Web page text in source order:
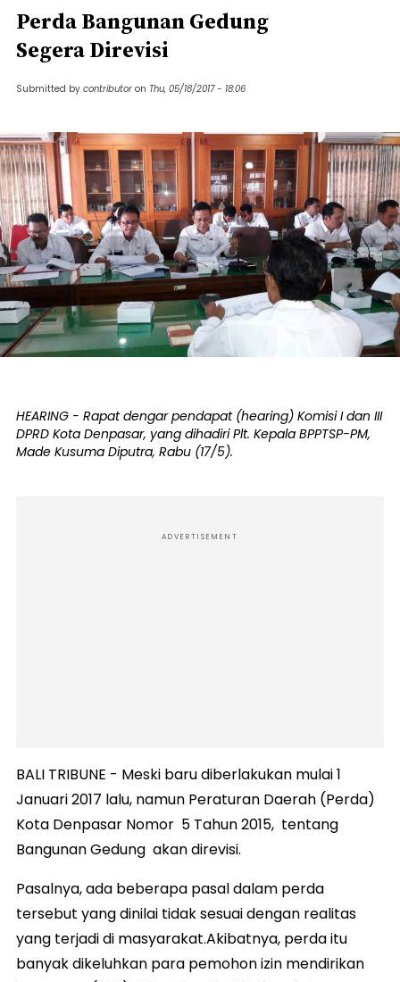
Perda Bangunan Gedung
Segera Direvisi
Submitted by contributor on Thu, 05/18/2017 - 18:06
HEARING - Rapat dengar pendapat (hearing) Komisi I dan III
DPRD Kota Denpasar, yang dihadiri Plt. Kepala BPPTSP-PM,
Made Kusuma Diputra, Rabu (17/5).
ADVERTISEMENT
BALI TRIBUNE - Meski baru diberlakukan mulai 1
Januari 2017 lalu, namun Peraturan Daerah (Perda)
Kota Denpasar Nomor 5 Tahun 2015, tentang
Bangunan Gedung akan direvisi.
Pasalnya, ada beberapa pasal dalam perda
tersebut yang dinilai tidak sesuai dengan realitas
yang terjadi di masyarakat.Akibatnya, perda itu
banyak dikeluhkan para pemohon izin mendirikan